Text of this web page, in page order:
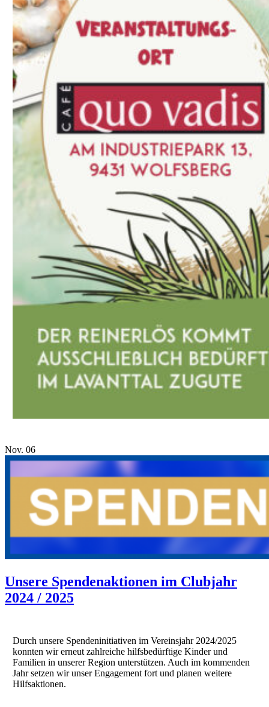
Nov. 06
Unsere Spendenaktionen im Clubjahr
2024 / 2025
Durch unsere Spendeninitiativen im Vereinsjahr 2024/2025
konnten wir erneut zahlreiche hilfsbedürftige Kinder und
Familien in unserer Region unterstützen. Auch im kommenden
Jahr setzen wir unser Engagement fort und planen weitere
Hilfsaktionen.